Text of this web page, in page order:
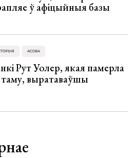
ў афіцыйныя базы
АСОБА
Рут Уолер, якая памерла
выратаваўшы